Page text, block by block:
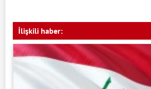
İlişkili haber: